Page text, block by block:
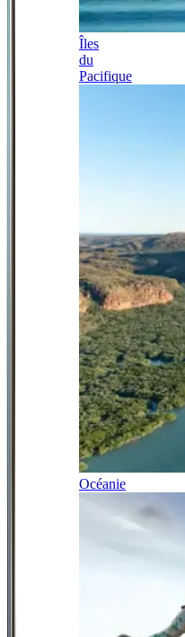
Îles
du
Pacifique
Océanie